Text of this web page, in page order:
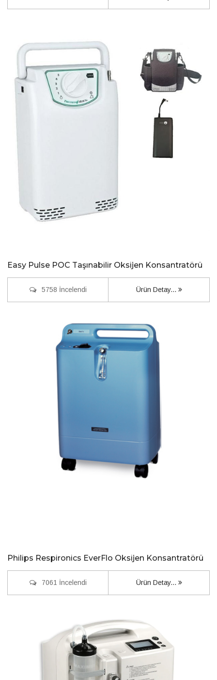
Easy Pulse POC Taşınabilir Oksijen Konsantratörü
5758 İncelendi Ürün Detay...
Philips Respironics EverFlo Oksijen Konsantratörü
7061 İncelendi Ürün Detay...